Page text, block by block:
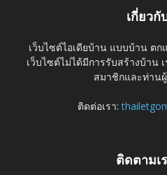
เกี่ยวกั
เว็บไซต์ไอเดียบ้าน แบบบ้าน ต
เว็บไซต์ไม่ได้มีการรับสร้างบ้าน
สมาชิกและท่าน
ติดต่อเรา:
ติดตามเ